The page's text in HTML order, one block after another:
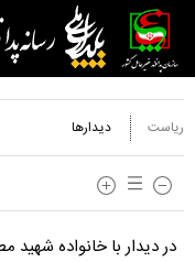
ریاست دیدارها
در دیدار با خانواده شهید